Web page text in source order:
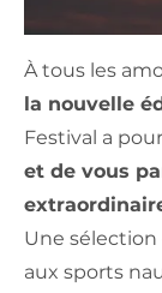
À tous les
la nouvelle
Festival a pour
et de vous
Une
aux sports